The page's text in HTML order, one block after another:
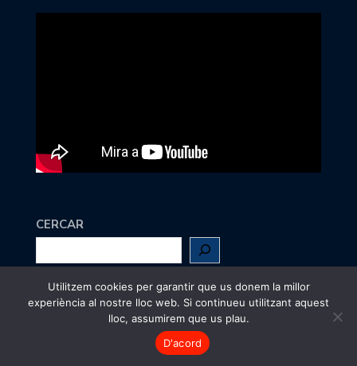
CERCAR
Escriu-nos amaig@jcc.cat
Utilitzem cookies per garantir que us donem la millor
experiència al nostre lloc web. Si continueu utilitzant aquest
lloc, assumirem que us plau.
D'acord